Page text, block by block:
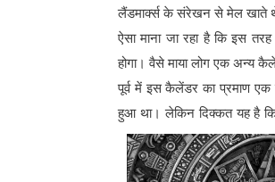
लैंडमार्क्स के संरेखन से मेल खाते
ऐसा माना जा रहा है कि इस तरह
होगा। वैसे माया लोग एक अन्य
पूर्व में इस कैलेंडर का प्रमाण एक
हुआ था। लेकिन दिक्कत यह है कि